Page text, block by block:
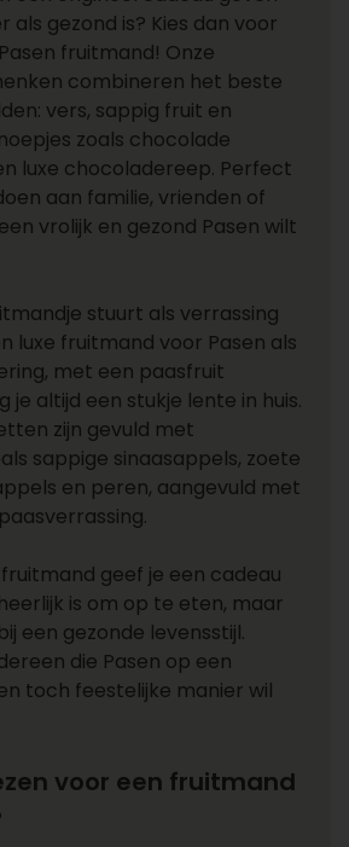
als gezond is? Kies dan voor
fruitmand! Onze
combineren het beste
vers, sappig fruit en
zoals chocolade
luxe chocoladereep. Perfect
aan familie, vrienden of
vrolijk en gezond Pasen wilt
stuurt als verrassing
luxe fruitmand voor Pasen als
met een paasfruit
je altijd een stukje lente in huis.
zijn gevuld met
sappige sinaasappels, zoete
en peren, aangevuld met
geef je een cadeau
is om op te eten, maar
een gezonde levensstijl.
die Pasen op een
toch feestelijke manier wil
voor een fruitmand